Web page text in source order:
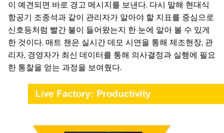
이 예견되면 바로 경고 메시지를 보낸다. 다시 말해 현대식
항공기 조종석과 같이 관리자가 알아야 할 지표를 중심으로
신호등처럼 빨간 불이 들어왔는지 한 눈에 알아 볼 수 있게
한 것이다. 매트 챈은 실시간 데모 시연을 통해 제조현장, 관
리자, 경영자가 최신 데이터를 통해 의사결정과 실행에 필요
한 통찰을 얻는 과정을 보여줬다.